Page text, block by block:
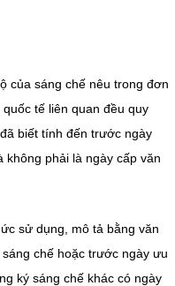
của sáng chế nêu trong đơn
tế liên quan đều quy
biết tính đến trước ngày
phải là ngày cấp văn
sử dụng, mô tả bằng văn
chế hoặc trước ngày ưu
ký sáng chế khác có ngày